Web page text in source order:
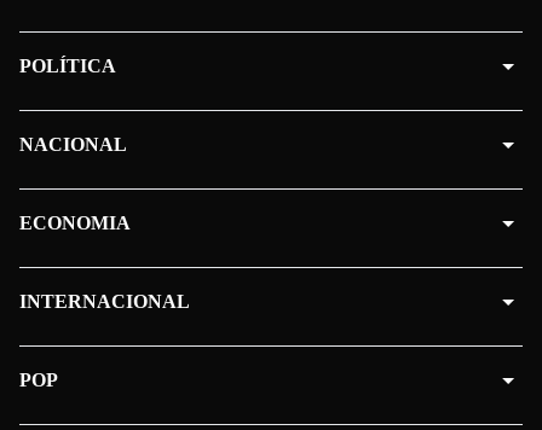
POLÍTICA
NACIONAL
ECONOMIA
INTERNACIONAL
POP